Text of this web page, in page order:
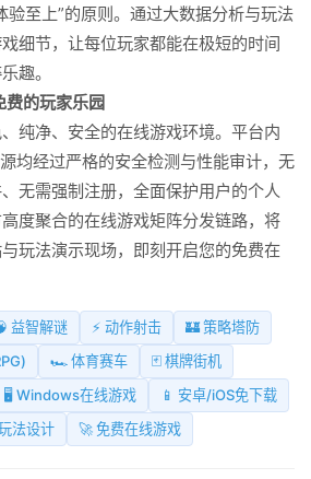
验至上”的原则。通过大数据分析与玩法
细节，让每位玩家都能在极短的时间
趣。
费的玩家乐园
纯净、安全的在线游戏环境。平台内
均经过严格的安全检测与性能审计，无
无需强制注册，全面保护用户的个人
度聚合的在线游戏矩阵分发链路，将
玩法演示现场，即刻开启您的免费在
益智解谜 ⚡ 动作射击
🏰 策略塔防
🏎️ 体育赛车
🃏 棋牌街机
🖥️ Windows在线游戏
📱 安卓/iOS免下载
法设计
🚀 免费在线游戏